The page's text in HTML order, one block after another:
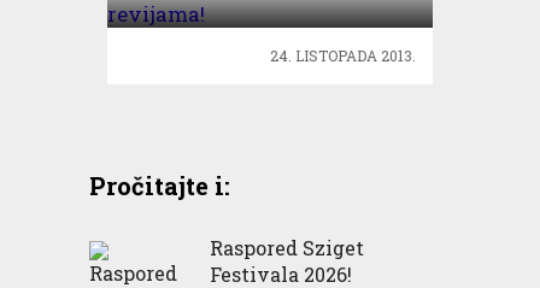
24. LISTOPADA 2013.
Pročitajte i:
Raspored Sziget
Festivala 2026!